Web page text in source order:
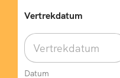
Vertrekdatum
Datum